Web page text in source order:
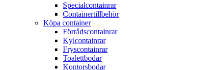
Specialcontainrar
Containertillbehör
Köpa container
Förrådscontainrar
Kylcontainrar
Fryscontainrar
Toalettbodar
Kontorsbodar